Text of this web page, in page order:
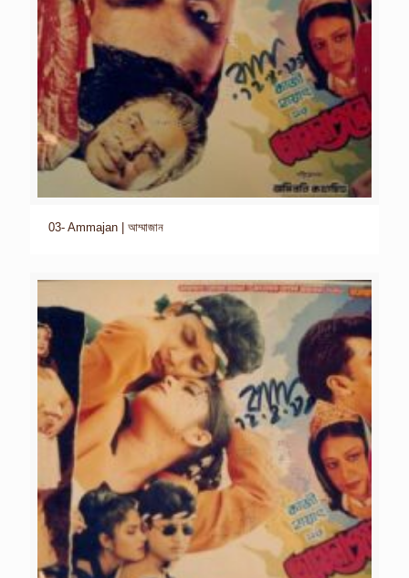
03- Ammajan | আম্মাজান